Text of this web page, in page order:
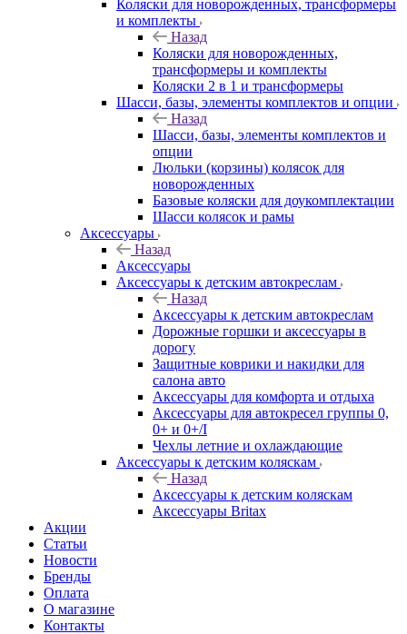
Коляски для новорожденных, трансформеры
и комплекты
Назад
Коляски для новорожденных,
трансформеры и комплекты
Коляски 2 в 1 и трансформеры
Шасси, базы, элементы комплектов и опции
Назад
Шасси, базы, элементы комплектов и
опции
Люльки (корзины) колясок для
новорожденных
Базовые коляски для доукомплектации
Шасси колясок и рамы
Аксессуары
Назад
Аксессуары
Аксессуары к детским автокреслам
Назад
Аксессуары к детским автокреслам
Дорожные горшки и аксессуары в
дорогу
Защитные коврики и накидки для
салона авто
Аксессуары для комфорта и отдыха
Аксессуары для автокресел группы 0,
0+ и 0+/I
Чехлы летние и охлаждающие
Аксессуары к детским коляскам
Назад
Аксессуары к детским коляскам
Аксессуары Britax
Акции
Статьи
Новости
Бренды
Оплата
О магазине
Контакты